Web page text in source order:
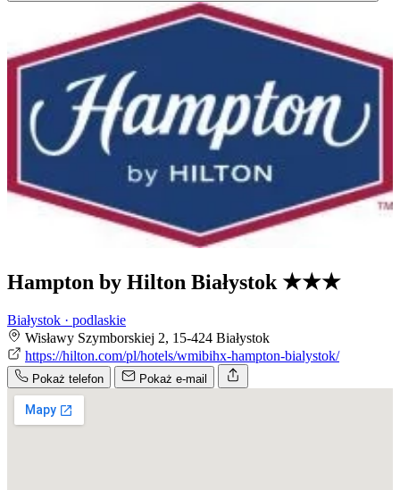
Hampton by Hilton Białystok ★★★
Białystok · podlaskie
Wisławy Szymborskiej 2, 15-424 Białystok
https://hilton.com/pl/hotels/wmibihx-hampton-bialystok/
Pokaż telefon Pokaż e-mail